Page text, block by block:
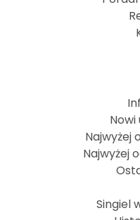
Najwyżej
Najwyżej
Singiel